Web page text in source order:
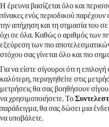
Η έρευνα βασίζεται όλο και
πίνακες ενός περιοδικού
την απήχηση και τη σημασία του
όχι σε όλα. Καθώς ο αριθμός των
εξεύρεση των πιο
στόχου σας γίνεται όλο και πιο
Για να είστε σίγουροι ότι η
καλύτερη, περιηγηθείτε στις
μετρήσεις θα σας βοηθήσουν
να χρησιμοποιήσετε. Το
παράδειγμα, θα σας δώσει μια
να υποβάλετε.